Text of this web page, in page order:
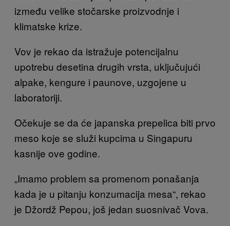
između velike stočarske proizvodnje i
klimatske krize.
Vov je rekao da istražuje potencijalnu
upotrebu desetina drugih vrsta, uključujući
alpake, kengure i paunove, uzgojene u
laboratoriji.
Očekuje se da će japanska prepelica biti prvo
meso koje se služi kupcima u Singapuru
kasnije ove godine.
„Imamo problem sa promenom ponašanja
kada je u pitanju konzumacija mesa“, rekao
je Džordž Pepou, još jedan suosnivač Vova.